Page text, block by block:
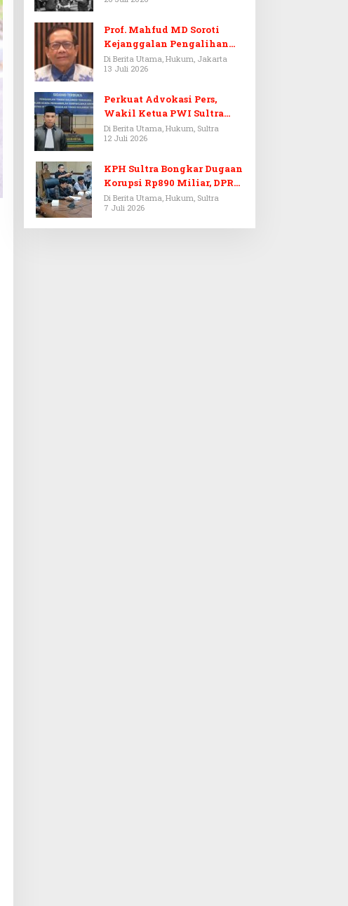
Prof. Mahfud MD Soroti
Kejanggalan Pengalihan
Penyelidikan Tersangka
Febrie Adriansyah
Di Berita Utama, Hukum, Jakarta
13 Juli 2026
Perkuat Advokasi Pers,
Wakil Ketua PWI Sultra
Resmi Dilantik Menjadi
Advokat PERADI
Di Berita Utama, Hukum, Sultra
12 Juli 2026
KPH Sultra Bongkar Dugaan
Korupsi Rp890 Miliar, DPRD
Sultra Gelar RDP
Di Berita Utama, Hukum, Sultra
7 Juli 2026